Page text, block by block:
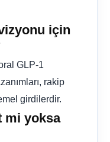
için
GLP-1
rakip
girdilerdir.
mi yoksa